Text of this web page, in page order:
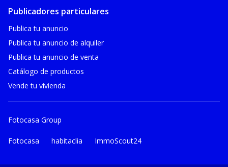
Publicadores particulares
Publica tu anuncio
Publica tu anuncio de alquiler
Publica tu anuncio de venta
Catálogo de productos
Vende tu vivienda
Fotocasa Group
Fotocasa habitaclia ImmoScout24